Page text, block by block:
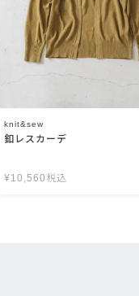
knit&sew
釦レスカーデ
¥10,560 税込